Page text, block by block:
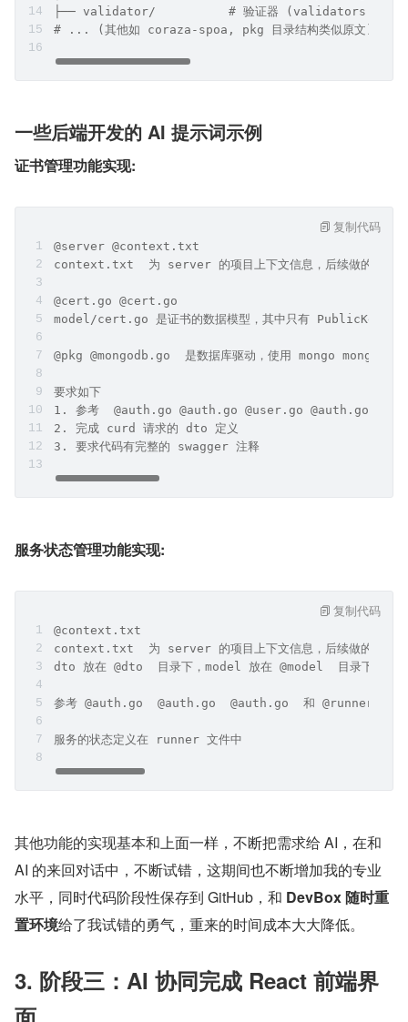
├── dto/                # DTO 层，数据传输对象
├── controller/         # 控制器 (auth.go,
├── router/             # 路由层 (router.go)
├── repository/         # 仓库层，数据库操作
├── validator/          # 验证器 (validators.go,
一些后端开发的 AI 提示词示例
证书管理功能实现:
context.txt  为 server 的项目上下文信息，后续做的变更
@cert.go @cert.go
model/cert.go 是证书的数据模型，其中只有 PublicKey 和
@pkg @mongodb.go  是数据库驱动，使用 mongo mongo-
2. 完成 curd 请求的 dto 定义
复制代码
服务状态管理功能实现:
context.txt  为 server 的项目上下文信息，后续做的变更
dto 放在 @dto  目录下，model 放在 @model  目录下
服务的状态定义在 runner 文件中
其他功能的实现基本和上面一样，不断把需求给 AI，在和
AI 的来回对话中，不断试错，这期间也不断增加我的专业